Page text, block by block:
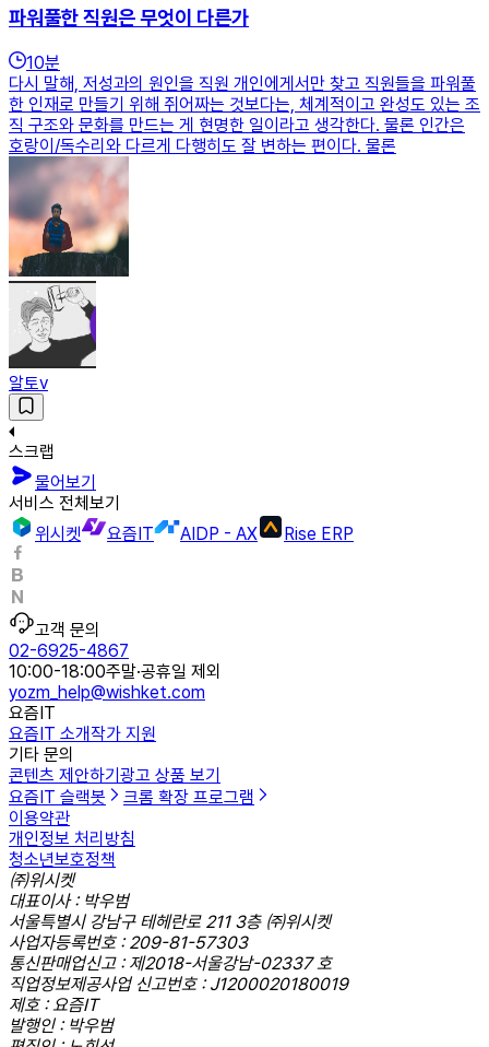
파워풀한 직원은 무엇이 다른가
10분
다시 말해, 저성과의 원인을 직원 개인에게서만 찾고 직원들을 파워풀
한 인재로 만들기 위해 쥐어짜는 것보다는, 체계적이고 완성도 있는 조
직 구조와 문화를 만드는 게 현명한 일이라고 생각한다. 물론 인간은
호랑이/독수리와 다르게 다행히도 잘 변하는 편이다. 물론
알토v
스크랩
물어보기
서비스 전체보기
위시켓
요즘IT AIDP - AX Rise ERP
고객 문의
02-6925-4867
10:00-18:00주말·공휴일 제외
yozm_help@wishket.com
요즘IT
요즘IT 소개작가 지원
기타 문의
콘텐츠 제안하기 광고 상품 보기
요즘IT 슬랙봇
크롬 확장 프로그램
이용약관
개인정보 처리방침
청소년보호정책
㈜위시켓
대표이사 : 박우범
서울특별시 강남구 테헤란로 211 3층 ㈜위시켓
사업자등록번호 : 209-81-57303
통신판매업신고 : 제2018-서울강남-02337 호
직업정보제공사업 신고번호 : J1200020180019
제호 : 요즘IT
발행인 : 박우범